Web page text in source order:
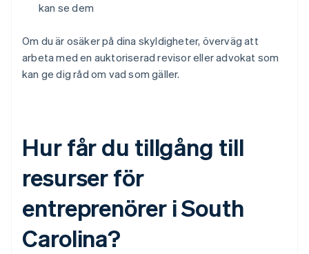
kan se dem
Om du är osäker på dina skyldigheter, överväg att
arbeta med en auktoriserad revisor eller advokat som
kan ge dig råd om vad som gäller.
Hur får du tillgång till
resurser för
entreprenörer i South
Carolina?